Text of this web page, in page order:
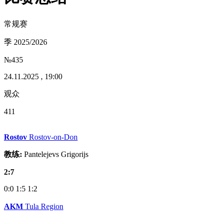
常规赛
季 2025/2026
№435
24.11.2025 , 19:00
观众
411
Rostov Rostov-on-Don
教练: Pantelejevs Grigorijs
2:7
0:0 1:5 1:2
AKM Tula Region